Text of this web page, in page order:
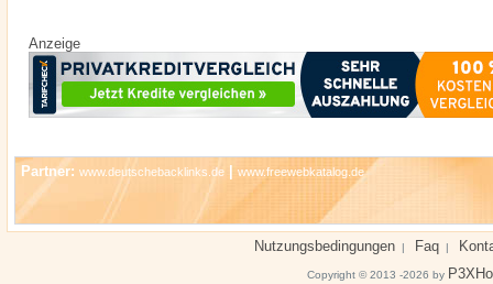
Anzeige
Partner: www.deutschebacklinks.de www.freewebkatalog.de
Nutzungsbedingungen | Faq |
Copyright © 2013 -2026 by